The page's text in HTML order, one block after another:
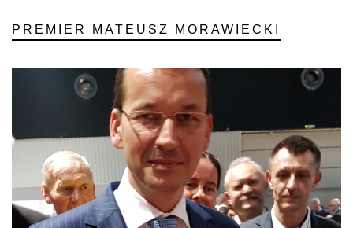
PREMIER MATEUSZ MORAWIECKI